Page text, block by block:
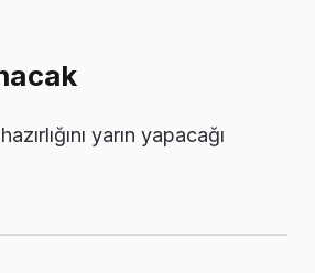
yarın yapacağı